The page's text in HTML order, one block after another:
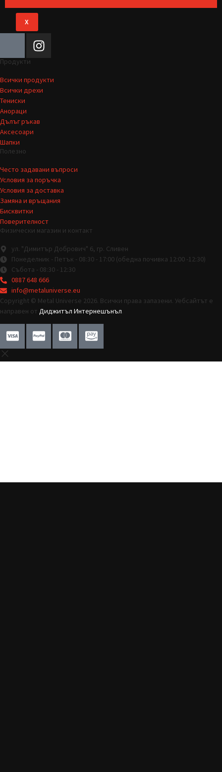
X
Продукти
Всички продукти
Всички дрехи
Тениски
Анораци
Дълъг ръкав
Аксесоари
Шапки
Полезно
Често задавани въпроси
Условия за поръчка
Условия за доставка
Замяна и връщания
Бисквитки
Поверителност
Физически магазин и контакт
ул. "Димитър Добрович" 6, гр. Сливен
Понеделник - Петък - 08:30 - 17:00 (обедна почивка 12:00 -12:30)
Събота - 08:30 - 12:30
0887 648 666
info@metaluniverse.eu
Copyright © Metal Universe 2026. Всички права запазени. Уебсайтът е
направен от Диджитъл Интернешънъл.